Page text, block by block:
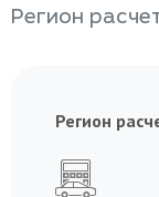
Регион
Регион